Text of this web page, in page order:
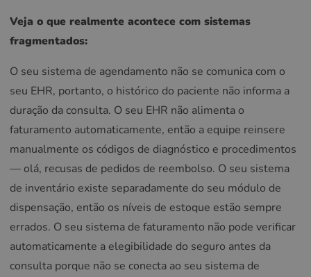
Veja o que realmente acontece com sistemas
fragmentados:
O seu sistema de agendamento não se comunica com o
seu EHR, portanto, o histórico do paciente não informa a
duração da consulta. O seu EHR não alimenta o
faturamento automaticamente, então a equipe reinsere
manualmente os códigos de diagnóstico e procedimentos
— olá, recusas de pedidos de reembolso. O seu sistema
de inventário existe separadamente do seu módulo de
dispensação, então os níveis de estoque estão sempre
errados. O seu sistema de faturamento não pode verificar
automaticamente a elegibilidade do seguro antes da
consulta porque não se conecta ao seu sistema de